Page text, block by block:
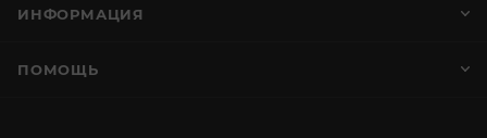
ИНФОРМАЦИЯ
ПОМОЩЬ